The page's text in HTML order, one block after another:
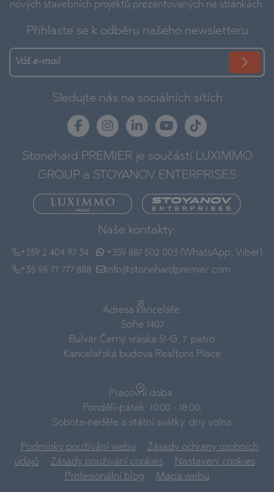
nových stavebních projektů prezentovaných na stránkách.
Přihlaste se k odběru našeho newsletteru
Sledujte nás na sociálních sítích
Stonehard PREMIER je součástí LUXIMMO
GROUP a STOYANOV ENTERPRISES
Naše kontakty:
+359 2 404 97 34
+35 98 77 777 888
+359 887 502 003 (WhatsApp, Viber)
info@stonehardpremier.com
Adresa kanceláře:
Sofie 1407
Bulvár Černý vráska 51-G, 7. patro
Kancelářská budova Realtons Place
Pracovní doba:
Pondělí-pátek: 10:00 - 18:00;
Sobota-neděle a státní svátky: dny volna
Podmínky používání webu
Zásady ochrany osobních
údajů
Zásady používání cookies
Nastavení cookies
Profesionální blog
Mapa webu